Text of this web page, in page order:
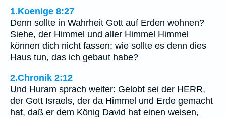
1.Koenige 8:27
Denn sollte in Wahrheit Gott auf Erden wohnen?
Siehe, der Himmel und aller Himmel Himmel
können dich nicht fassen; wie sollte es denn dies
Haus tun, das ich gebaut habe?
2.Chronik 2:12
Und Huram sprach weiter: Gelobt sei der HERR,
der Gott Israels, der da Himmel und Erde gemacht
hat, daß er dem König David hat einen weisen,